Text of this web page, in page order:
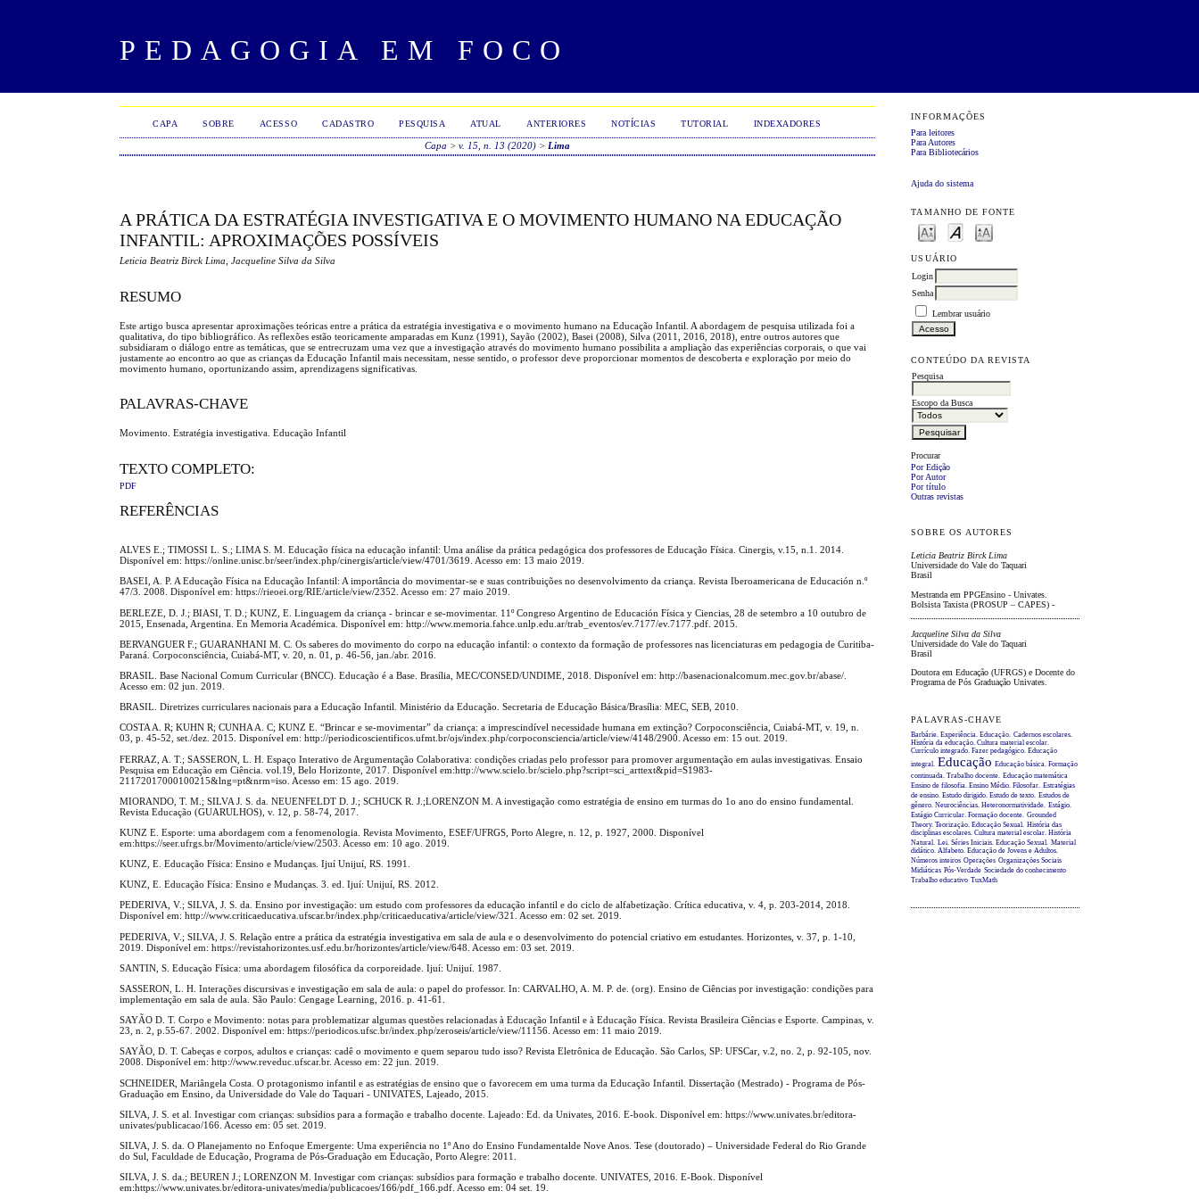
PEDAGOGIA EM FOCO
INFORMAÇÕES
Para leitores
Para Autores
Para Bibliotecários
Ajuda do sistema
TAMANHO DE FONTE
USUÁRIO
Login
Senha
Lembrar usuário
CONTEÚDO DA REVISTA
Pesquisa
Escopo da Busca
Procurar
Por Edição
Por Autor
Por título
Outras revistas
SOBRE OS AUTORES
Leticia Beatriz Birck Lima
Universidade do Vale do Taquari
Brasil
Mestranda em PPGEnsino - Univates.
Bolsista Taxista (PROSUP – CAPES) -
Jacqueline Silva da Silva
Universidade do Vale do Taquari
Brasil
Doutora em Educação (UFRGS) e Docente do
Programa de Pós Graduação Univates.
PALAVRAS-CHAVE
Barbárie. Experiência. Educação. Cadernos escolares.
História da educação. Cultura material escolar.
Currículo integrado. Fazer pedagógico. Educação
integral. Educação Educação básica. Formação
continuada. Trabalho docente. Educação matemática
Ensino de filosofia. Ensino Médio. Filosofar. Estratégias
de ensino. Estudo dirigido. Estudo de texto. Estudos de
gênero. Neurociências. Heteronormatividade. Estágio.
Estágio Curricular. Formação docente. Grounded
Theory. Teorização. Educação Sexual. História das
disciplinas escolares. Cultura material escolar. História
Natural. Lei. Séries Iniciais. Educação Sexual. Material
didático. Alfabeto. Educação de Jovens e Adultos.
Números inteiros Operações Organizações Sociais
Midiáticas Pós-Verdade Sociedade do conhecimento
Trabalho educativo TuxMath
CAPA SOBRE ACESSO CADASTRO PESQUISA ATUAL ANTERIORES NOTÍCIAS TUTORIAL INDEXADORES
Capa >v. 15, n. 13 (2020) > Lima
A PRÁTICA DA ESTRATÉGIA INVESTIGATIVA E O MOVIMENTO HUMANO NA EDUCAÇÃO
INFANTIL: APROXIMAÇÕES POSSÍVEIS
Leticia Beatriz Birck Lima, Jacqueline Silva da Silva
RESUMO
Este artigo busca apresentar aproximações teóricas entre a prática da estratégia investigativa e o movimento humano na Educação Infantil. A abordagem de pesquisa utilizada foi a
qualitativa, do tipo bibliográfico. As reflexões estão teoricamente amparadas em Kunz (1991), Sayão (2002), Basei (2008), Silva (2011, 2016, 2018), entre outros autores que
subsidiaram o diálogo entre as temáticas, que se entrecruzam uma vez que a investigação através do movimento humano possibilita a ampliação das experiências corporais, o que vai
justamente ao encontro ao que as crianças da Educação Infantil mais necessitam, nesse sentido, o professor deve proporcionar momentos de descoberta e exploração por meio do
movimento humano, oportunizando assim, aprendizagens significativas.
PALAVRAS-CHAVE
Movimento. Estratégia investigativa. Educação Infantil
TEXTO COMPLETO:
PDF
REFERÊNCIAS
ALVES E.; TIMOSSI L. S.; LIMA S. M. Educação física na educação infantil: Uma análise da prática pedagógica dos professores de Educação Física. Cinergis, v.15, n.1. 2014.
Disponível em: https://online.unisc.br/seer/index.php/cinergis/article/view/4701/3619. Acesso em: 13 maio 2019.
BASEI, A. P. A Educação Física na Educação Infantil: A importância do movimentar-se e suas contribuições no desenvolvimento da criança. Revista Iberoamericana de Educación n.º
47/3. 2008. Disponível em: https://rieoei.org/RIE/article/view/2352. Acesso em: 27 maio 2019.
BERLEZE, D. J.; BIASI, T. D.; KUNZ, E. Linguagem da criança - brincar e se-movimentar. 11º Congreso Argentino de Educación Física y Ciencias, 28 de setembro a 10 outubro de
2015, Ensenada, Argentina. En Memoria Académica. Disponível em: http://www.memoria.fahce.unlp.edu.ar/trab_eventos/ev.7177/ev.7177.pdf. 2015.
BERVANGUER F.; GUARANHANI M. C. Os saberes do movimento do corpo na educação infantil: o contexto da formação de professores nas licenciaturas em pedagogia de Curitiba-
Paraná. Corpoconsciência, Cuiabá-MT, v. 20, n. 01, p. 46-56, jan./abr. 2016.
BRASIL. Base Nacional Comum Curricular (BNCC). Educação é a Base. Brasília, MEC/CONSED/UNDIME, 2018. Disponível em: http://basenacionalcomum.mec.gov.br/abase/.
Acesso em: 02 jun. 2019.
BRASIL. Diretrizes curriculares nacionais para a Educação Infantil. Ministério da Educação. Secretaria de Educação Básica/Brasília: MEC, SEB, 2010.
COSTA A. R; KUHN R; CUNHA A. C; KUNZ E. “Brincar e se-movimentar” da criança: a imprescindível necessidade humana em extinção? Corpoconsciência, Cuiabá-MT, v. 19, n.
03, p. 45-52, set./dez. 2015. Disponível em: http://periodicoscientificos.ufmt.br/ojs/index.php/corpoconsciencia/article/view/4148/2900. Acesso em: 15 out. 2019.
FERRAZ, A. T.; SASSERON, L. H. Espaço Interativo de Argumentação Colaborativa: condições criadas pelo professor para promover argumentação em aulas investigativas. Ensaio
Pesquisa em Educação em Ciência. vol.19, Belo Horizonte, 2017. Disponível em:http://www.scielo.br/scielo.php?script=sci_arttext&pid=S1983-
21172017000100215&lng=pt&nrm=iso. Acesso em: 15 ago. 2019.
MIORANDO, T. M.; SILVA J. S. da. NEUENFELDT D. J.; SCHUCK R. J.;LORENZON M. A investigação como estratégia de ensino em turmas do 1o ano do ensino fundamental.
Revista Educação (GUARULHOS), v. 12, p. 58-74, 2017.
KUNZ E. Esporte: uma abordagem com a fenomenologia. Revista Movimento, ESEF/UFRGS, Porto Alegre, n. 12, p. 1927, 2000. Disponível
em:https://seer.ufrgs.br/Movimento/article/view/2503. Acesso em: 10 ago. 2019.
KUNZ, E. Educação Física: Ensino e Mudanças. Ijuí Unijuí, RS. 1991.
KUNZ, E. Educação Física: Ensino e Mudanças. 3. ed. Ijuí: Unijuí, RS. 2012.
PEDERIVA, V.; SILVA, J. S. da. Ensino por investigação: um estudo com professores da educação infantil e do ciclo de alfabetização. Crítica educativa, v. 4, p. 203-2014, 2018.
Disponível em: http://www.criticaeducativa.ufscar.br/index.php/criticaeducativa/article/view/321. Acesso em: 02 set. 2019.
PEDERIVA, V.; SILVA, J. S. Relação entre a prática da estratégia investigativa em sala de aula e o desenvolvimento do potencial criativo em estudantes. Horizontes, v. 37, p. 1-10,
2019. Disponível em: https://revistahorizontes.usf.edu.br/horizontes/article/view/648. Acesso em: 03 set. 2019.
SANTIN, S. Educação Física: uma abordagem filosófica da corporeidade. Ijuí: Unijuí. 1987.
SASSERON, L. H. Interações discursivas e investigação em sala de aula: o papel do professor. In: CARVALHO, A. M. P. de. (org). Ensino de Ciências por investigação: condições para
implementação em sala de aula. São Paulo: Cengage Learning, 2016. p. 41-61.
SAYÃO D. T. Corpo e Movimento: notas para problematizar algumas questões relacionadas à Educação Infantil e à Educação Física. Revista Brasileira Ciências e Esporte. Campinas, v.
23, n. 2, p.55-67. 2002. Disponível em: https://periodicos.ufsc.br/index.php/zeroseis/article/view/11156. Acesso em: 11 maio 2019.
SAYÃO, D. T. Cabeças e corpos, adultos e crianças: cadê o movimento e quem separou tudo isso? Revista Eletrônica de Educação. São Carlos, SP: UFSCar, v.2, no. 2, p. 92-105, nov.
2008. Disponível em: http://www.reveduc.ufscar.br. Acesso em: 22 jun. 2019.
SCHNEIDER, Mariângela Costa. O protagonismo infantil e as estratégias de ensino que o favorecem em uma turma da Educação Infantil. Dissertação (Mestrado) - Programa de Pós-
Graduação em Ensino, da Universidade do Vale do Taquari - UNIVATES, Lajeado, 2015.
SILVA, J. S. et al. Investigar com crianças: subsídios para a formação e trabalho docente. Lajeado: Ed. da Univates, 2016. E-book. Disponível em: https://www.univates.br/editora-
univates/publicacao/166. Acesso em: 05 set. 2019.
SILVA, J. S. da. O Planejamento no Enfoque Emergente: Uma experiência no 1º Ano do Ensino Fundamentalde Nove Anos. Tese (doutorado) – Universidade Federal do Rio Grande
do Sul, Faculdade de Educação, Programa de Pós-Graduação em Educação, Porto Alegre: 2011.
SILVA, J. S. da.; BEUREN J.; LORENZON M. Investigar com crianças: subsídios para formação e trabalho docente. UNIVATES, 2016. E-Book. Disponível
em:https://www.univates.br/editora-univates/media/publicacoes/166/pdf_166.pdf. Acesso em: 04 set. 19.